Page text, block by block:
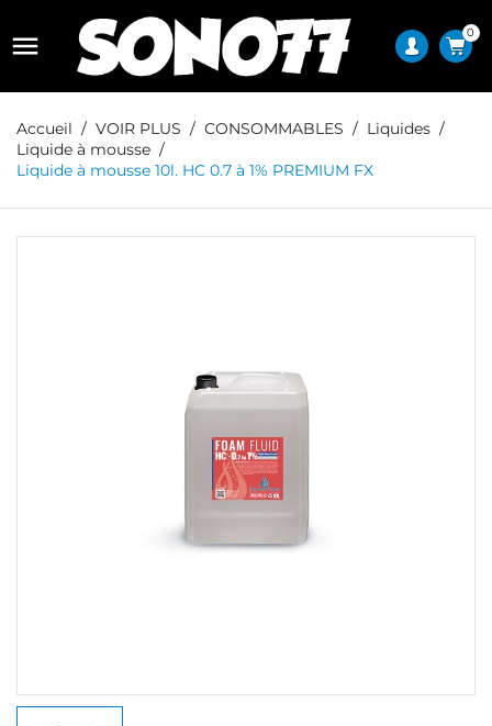
 0
Accueil VOIR PLUS CONSOMMABLES
Liquides
Liquide à mousse
Liquide à mousse 10l. HC 0.7 à 1% PREMIUM FX